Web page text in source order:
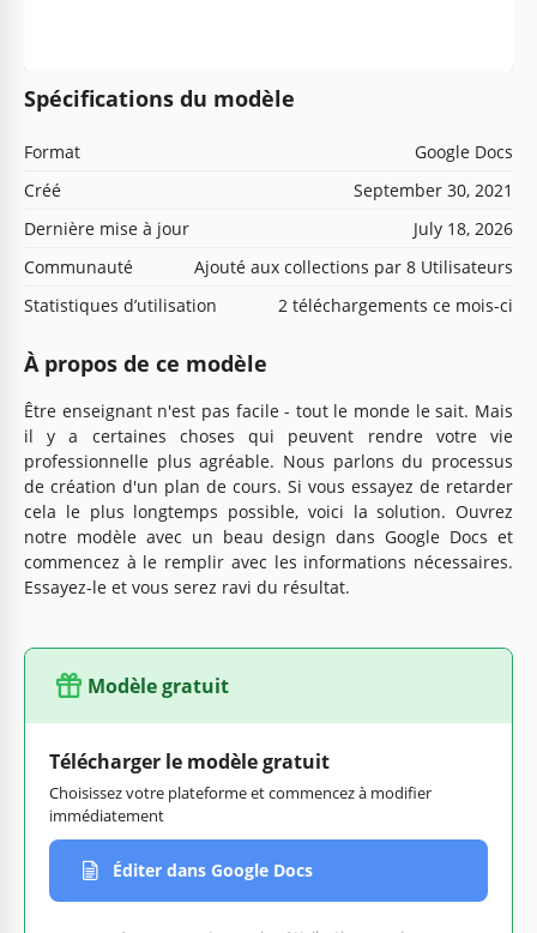
Spécifications du modèle
Format
Google Docs
Créé
September 30, 2021
Dernière mise à jour
July 18, 2026
Communauté
Ajouté aux collections par 8 Utilisateurs
Statistiques d’utilisation
2 téléchargements ce mois-ci
À propos de ce modèle
Être enseignant n'est pas facile - tout le monde le sait. Mais
il y a certaines choses qui peuvent rendre votre vie
professionnelle plus agréable. Nous parlons du processus
de création d'un plan de cours. Si vous essayez de retarder
cela le plus longtemps possible, voici la solution. Ouvrez
notre modèle avec un beau design dans Google Docs et
commencez à le remplir avec les informations nécessaires.
Essayez-le et vous serez ravi du résultat.
Modèle gratuit
Télécharger le modèle gratuit
Choisissez votre plateforme et commencez à modifier
immédiatement
Éditer dans Google Docs